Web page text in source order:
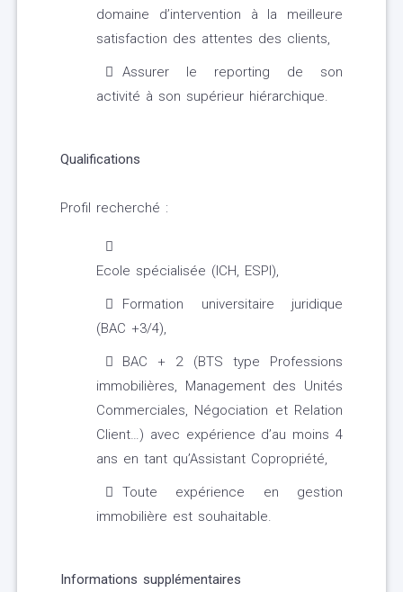
domaine d’intervention à la meilleure
satisfaction des attentes des clients,
Assurer le reporting de son
activité à son supérieur hiérarchique.
Qualifications
Profil recherché :
Ecole spécialisée (ICH, ESPI),
Formation universitaire juridique
(BAC +3/4),
BAC + 2 (BTS type Professions
immobilières, Management des Unités
Commerciales, Négociation et Relation
Client…) avec expérience d’au moins 4
ans en tant qu’Assistant Copropriété,
Toute expérience en gestion
immobilière est souhaitable.
Informations supplémentaires